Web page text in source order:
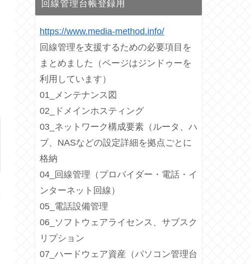
回線管理台帳登録用
https://www.media-method.info/
回線管理を支援するための必要項目を
まとめました（ページはジンドゥーを
利用しています）
01_メンテナンス図
02_ドメインホスティング
03_ネットワーク構成要素（ルータ、ハ
ブ、NASなどの設定詳細を拠点ごとに
格納
04_回線管理（プロバイダー・電話・イ
ンターネット回線）
05_電話設備管理
06_ソフトウェアライセンス、サブスク
リプション
07_ハードウェア資産（パソコン管理台